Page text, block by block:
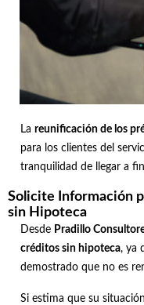
La reunificación de los
para los clientes del
tranquilidad de llegar a
Solicite Información
sin Hipoteca
Desde Pradillo
créditos sin hipoteca, ya
demostrado que no es
Si estima que su